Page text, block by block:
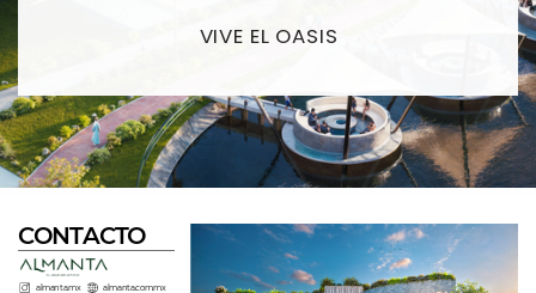
VIVE EL OASIS
CONTACTO
almanta.mx
almanta.com.mx